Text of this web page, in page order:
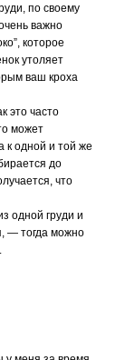
по своему
важно
которое
утоляет
ваш кроха
это часто
может
к одной и той же
до
что
одной груди и
— тогда можно